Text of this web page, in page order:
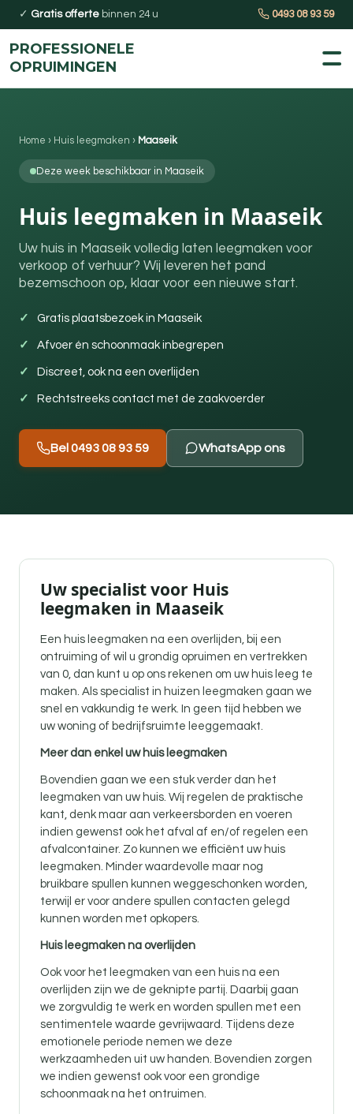
✓ Gratis offerte binnen 24 u 0493 08 93 59
PROFESSIONELE
OPRUIMINGEN
Home › Huis leegmaken › Maaseik
Deze week beschikbaar in Maaseik
Huis leegmaken in Maaseik
Uw huis in Maaseik volledig laten leegmaken voor
verkoop of verhuur? Wij leveren het pand
bezemschoon op, klaar voor een nieuwe start.
Gratis plaatsbezoek in Maaseik
Afvoer én schoonmaak inbegrepen
Discreet, ook na een overlijden
Rechtstreeks contact met de zaakvoerder
Bel 0493 08 93 59 WhatsApp ons
Uw specialist voor Huis
leegmaken in Maaseik
Een huis leegmaken na een overlijden, bij een
ontruiming of wil u grondig opruimen en vertrekken
van 0, dan kunt u op ons rekenen om uw huis leeg te
maken. Als specialist in huizen leegmaken gaan we
snel en vakkundig te werk. In geen tijd hebben we
uw woning of bedrijfsruimte leeggemaakt.
Meer dan enkel uw huis leegmaken
Bovendien gaan we een stuk verder dan het
leegmaken van uw huis. Wij regelen de praktische
kant, denk maar aan verkeersborden en voeren
indien gewenst ook het afval af en/of regelen een
afvalcontainer. Zo kunnen we efficiënt uw huis
leegmaken. Minder waardevolle maar nog
bruikbare spullen kunnen weggeschonken worden,
terwijl er voor andere spullen contacten gelegd
kunnen worden met opkopers.
Huis leegmaken na overlijden
Ook voor het leegmaken van een huis na een
overlijden zijn we de geknipte partij. Daarbij gaan
we zorgvuldig te werk en worden spullen met een
sentimentele waarde gevrijwaard. Tijdens deze
emotionele periode nemen we deze
werkzaamheden uit uw handen. Bovendien zorgen
we indien gewenst ook voor een grondige
schoonmaak na het ontruimen.